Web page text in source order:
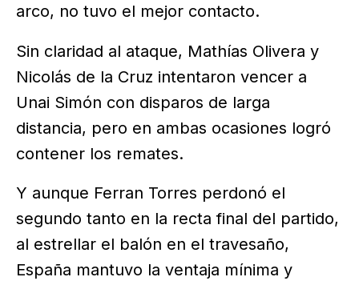
arco, no tuvo el mejor contacto.
Sin claridad al ataque, Mathías Olivera y
Nicolás de la Cruz intentaron vencer a
Unai Simón con disparos de larga
distancia, pero en ambas ocasiones logró
contener los remates.
Y aunque Ferran Torres perdonó el
segundo tanto en la recta final del partido,
al estrellar el balón en el travesaño,
España mantuvo la ventaja mínima y